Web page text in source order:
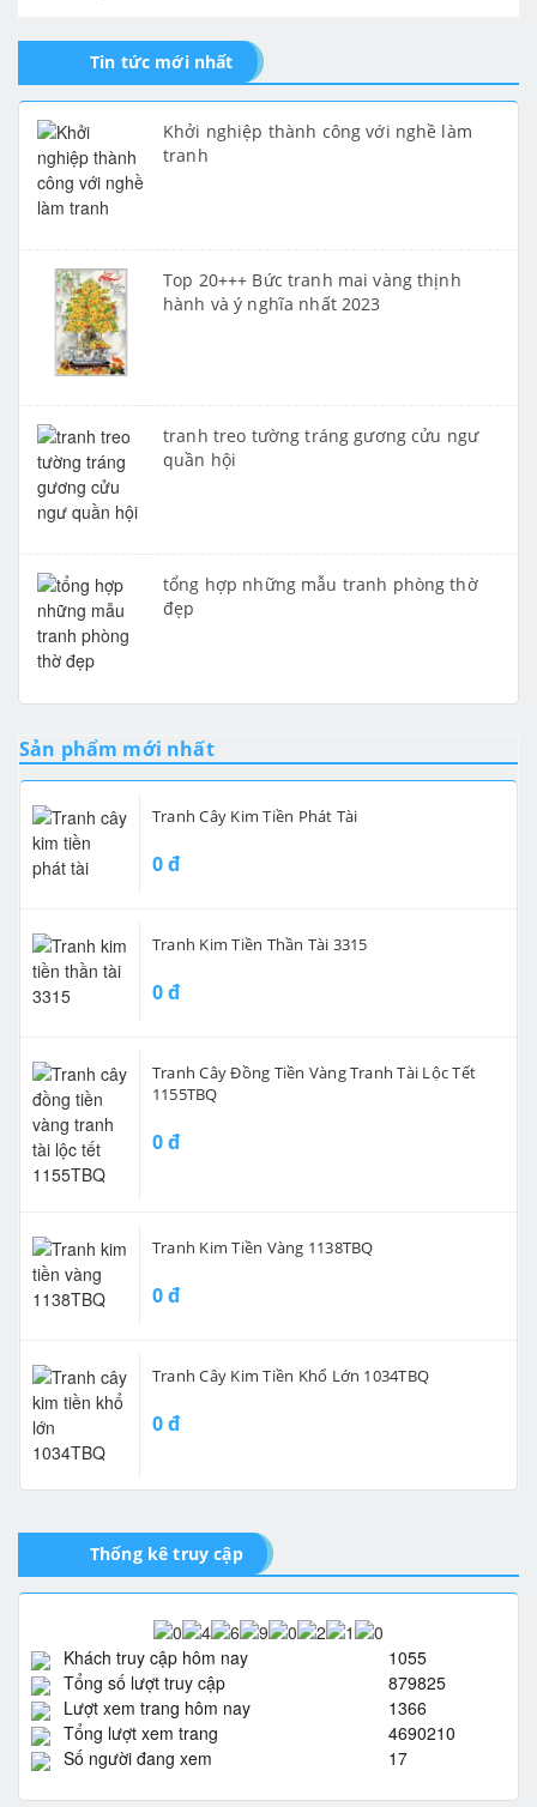
Tin tức mới nhất
Khởi nghiệp thành công với nghề làm
tranh
Top 20+++ Bức tranh mai vàng thịnh
hành và ý nghĩa nhất 2023
tranh treo tường tráng gương cửu ngư
quần hội
tổng hợp những mẫu tranh phòng thờ
đẹp
Sản phẩm mới nhất
Tranh Cây Kim Tiền Phát Tài
0 đ
Tranh Kim Tiền Thần Tài 3315
0 đ
Tranh Cây Đồng Tiền Vàng Tranh Tài Lộc Tết
1155TBQ
0 đ
Tranh Kim Tiền Vàng 1138TBQ
0 đ
Tranh Cây Kim Tiền Khổ Lớn 1034TBQ
0 đ
Thống kê truy cập
Khách truy cập hôm nay
1055
Tổng số lượt truy cập
879825
Lượt xem trang hôm nay
1366
Tổng lượt xem trang
4690210
Số người đang xem
17